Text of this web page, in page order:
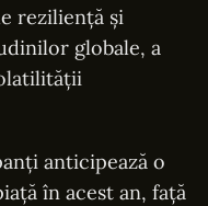
rezilienţă şi
globale, a
anticipează o
în acest an, faţă